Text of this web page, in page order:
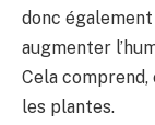
donc
augmenter
Cela
les plantes.